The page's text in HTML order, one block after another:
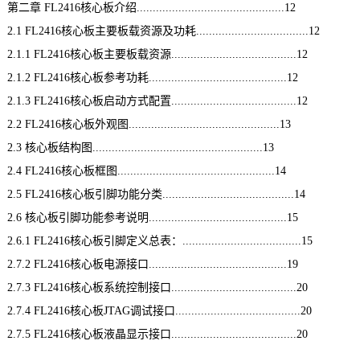
第二章 FL2416核心板介绍..............................................12
2.1 FL2416核心板主要板载资源及功耗...................................12
2.1.1 FL2416核心板主要板载资源.......................................12
2.1.2 FL2416核心板参考功耗...........................................12
2.1.3 FL2416核心板启动方式配置.......................................12
2.2 FL2416核心板外观图...............................................13
2.3 核心板结构图.....................................................13
2.4 FL2416核心板框图.................................................14
2.5 FL2416核心板引脚功能分类.........................................14
2.6 核心板引脚功能参考说明...........................................15
2.6.1 FL2416核心板引脚定义总表：.....................................15
2.7.2 FL2416核心板电源接口...........................................19
2.7.3 FL2416核心板系统控制接口.......................................20
2.7.4 FL2416核心板JTAG调试接口.......................................20
2.7.5 FL2416核心板液晶 显示接口 .......................................20